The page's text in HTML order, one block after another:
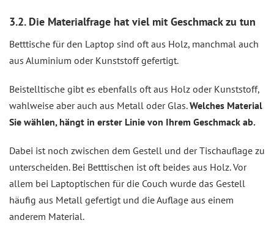
3.2. Die Materialfrage hat viel mit Geschmack zu tun
Betttische für den Laptop sind oft aus Holz, manchmal auch
aus Aluminium oder Kunststoff gefertigt.
Beistelltische gibt es ebenfalls oft aus Holz oder Kunststoff,
wahlweise aber auch aus Metall oder Glas.Welches Material
Sie wählen, hängt in erster Linie von Ihrem Geschmack ab.
Dabei ist noch zwischen dem Gestell und der Tischauflage zu
unterscheiden. Bei Betttischen ist oft beides aus Holz. Vor
allem bei Laptoptischen für die Couch wurde das Gestell
häufig aus Metall gefertigt und die Auflage aus einem
anderem Material.